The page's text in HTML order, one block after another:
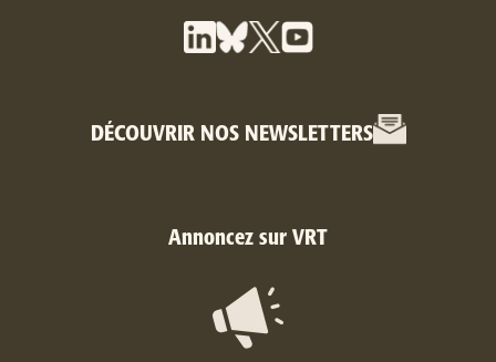
DÉCOUVRIR NOS NEWSLETTERS
Annoncez sur VRT